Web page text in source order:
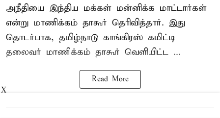
அநீதியை இந்திய மக்கள் மன்னிக்க மாட்டார்கள்
என்று மாணிக்கம் தாகூர் தெரிவித்தார். இது
தொடர்பாக, தமிழ்நாடு காங்கிரஸ் கமிட்டி
தலைவர் மாணிக்கம் தாகூர் வெளியிட்ட ...
Read More
X